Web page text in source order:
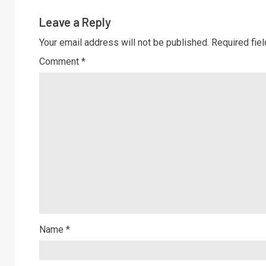
Leave a Reply
Your email address will not be published. Required
Comment *
Name *